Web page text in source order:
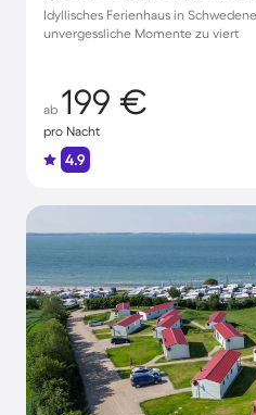
Idyllisches Ferienhaus in
unvergessliche Momente zu viert
ab 199 €
pro Nacht
4.9